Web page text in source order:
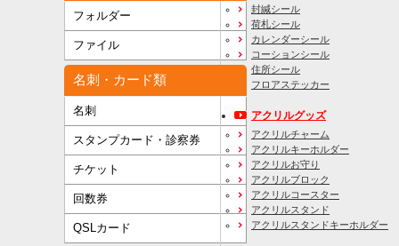
フォルダー
ファイル
名刺・カード類
名刺
スタンプカード・診察券
チケット
回数券
QSLカード
封緘シール
荷札シール
カレンダーシール
コーションシール
住所シール
フロアステッカー
アクリルグッズ
アクリルチャーム
アクリルキーホルダー
アクリルお守り
アクリルブロック
アクリルコースター
アクリルスタンド
アクリルスタンドキーホルダー